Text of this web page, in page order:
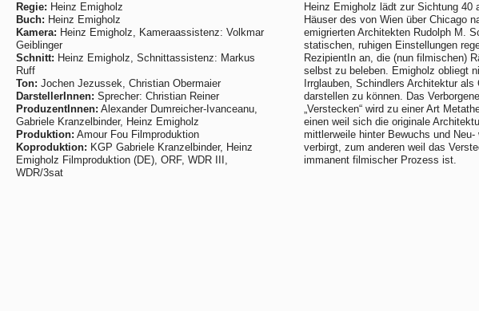
Regie: Heinz Emigholz
Buch: Heinz Emigholz
Kamera: Heinz Emigholz, Kameraassistenz: Volkmar
Geiblinger
Schnitt: Heinz Emigholz, Schnittassistenz: Markus
Ruff
Ton: Jochen Jezussek, Christian Obermaier
DarstellerInnen: Sprecher: Christian Reiner
ProduzentInnen: Alexander Dumreicher-Ivanceanu,
Gabriele Kranzelbinder, Heinz Emigholz
Produktion: Amour Fou Filmproduktion
Koproduktion: KGP Gabriele Kranzelbinder, Heinz
Emigholz Filmproduktion (DE), ORF, WDR III,
WDR/3sat
Heinz Emigholz lädt zur Sichtung 40
Häuser des von Wien über Chicago
emigrierten Architekten Rudolph M.
statischen, ruhigen Einstellungen
RezipientIn an, die (nun filmischen)
selbst zu beleben. Emigholz obliegt
Irrglauben, Schindlers Architektur als
darstellen zu können. Das
„Verstecken“ wird zu einer Art
einen weil sich die originale
mittlerweile hinter Bewuchs und Neu-
verbirgt, zum anderen weil das
immanent filmischer Prozess ist.